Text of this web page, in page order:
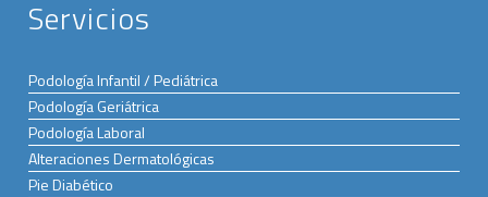
Servicios
Podología Infantil / Pediátrica
Podología Geriátrica
Podología Laboral
Alteraciones Dermatológicas
Pie Diabético